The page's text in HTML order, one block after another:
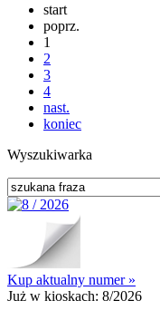
start
poprz.
1
2
3
4
nast.
koniec
Wyszukiwarka
Kup aktualny numer »
Już w kioskach: 8/2026